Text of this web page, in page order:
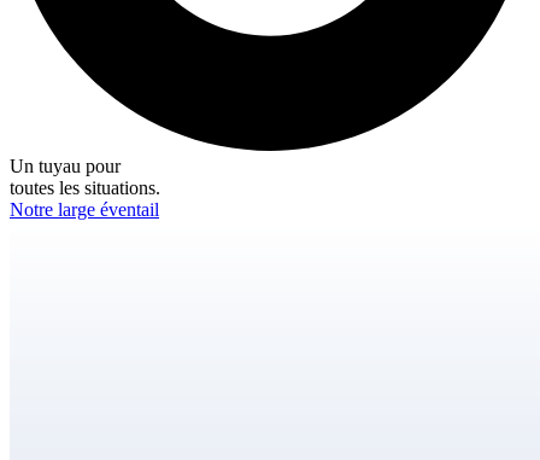
Un tuyau pour
toutes les situations.
Notre large éventail